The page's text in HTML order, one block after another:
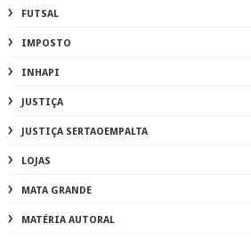
FUTSAL
IMPOSTO
INHAPI
JUSTIÇA
JUSTIÇA SERTAOEMPALTA
LOJAS
MATA GRANDE
MATÉRIA AUTORAL